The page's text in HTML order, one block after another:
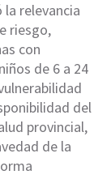
relevancia
riesgo,
con
de 6 a 24
del
provincial,
de la